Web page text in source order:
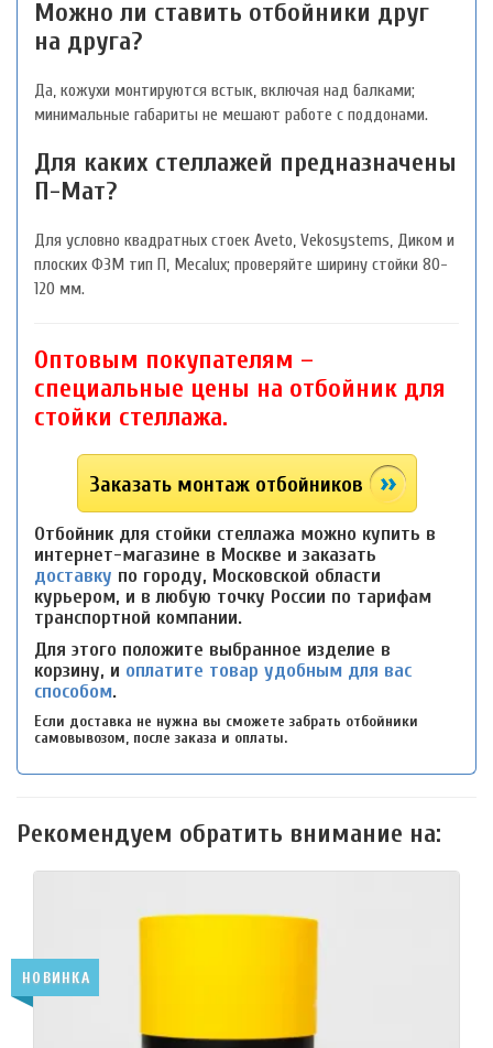
Можно ли ставить отбойники друг
на друга?
Да, кожухи монтируются встык, включая над балками;
минимальные габариты не мешают работе с поддонами.
Для каких стеллажей предназначены
П-Мат?
Для условно квадратных стоек Aveto, Vekosystems, Диком и
плоских ФЗМ тип П, Mecalux; проверяйте ширину стойки 80-
120 мм.
Оптовым покупателям –
специальные цены на отбойник для
стойки стеллажа.
Заказать монтаж отбойников
Отбойник для стойки стеллажа можно купить в
интернет-магазине в Москве и заказать
доставку по городу, Московской области
курьером, и в любую точку России по тарифам
транспортной компании.
Для этого положите выбранное изделие в
корзину, и оплатите товар удобным для вас
способом.
Если доставка не нужна вы сможете забрать отбойники
самовывозом, после заказа и оплаты.
Рекомендуем обратить внимание на:
НОВИНКА